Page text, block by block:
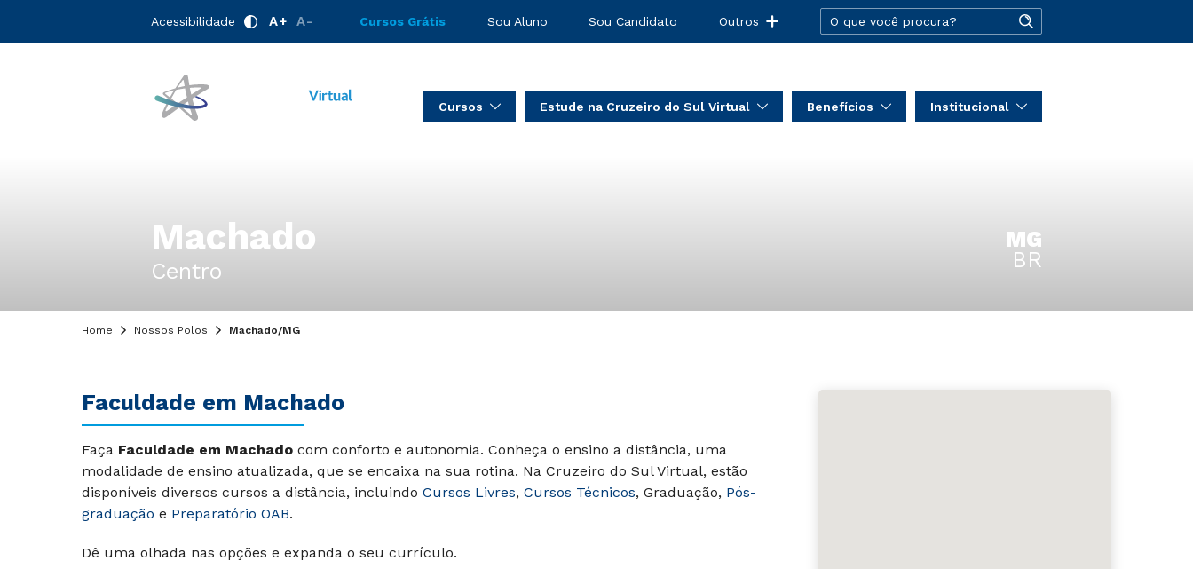
Acessibilidade A+ A- Cursos Grátis Sou Aluno Sou Candidato Outros
Cursos Estude na Cruzeiro do Sul Virtual Benefícios Institucional
Machado
Centro
MG
BR
Home Nossos Polos Machado/MG
Faculdade em Machado
Faça Faculdade em Machado com conforto e autonomia. Conheça o ensino a distância, uma
modalidade de ensino atualizada, que se encaixa na sua rotina. Na Cruzeiro do Sul Virtual, estão
disponíveis diversos cursos a distância, incluindo Cursos Livres, Cursos Técnicos, Graduação, Pós-
graduação e Preparatório OAB.
Dê uma olhada nas opções e expanda o seu currículo.